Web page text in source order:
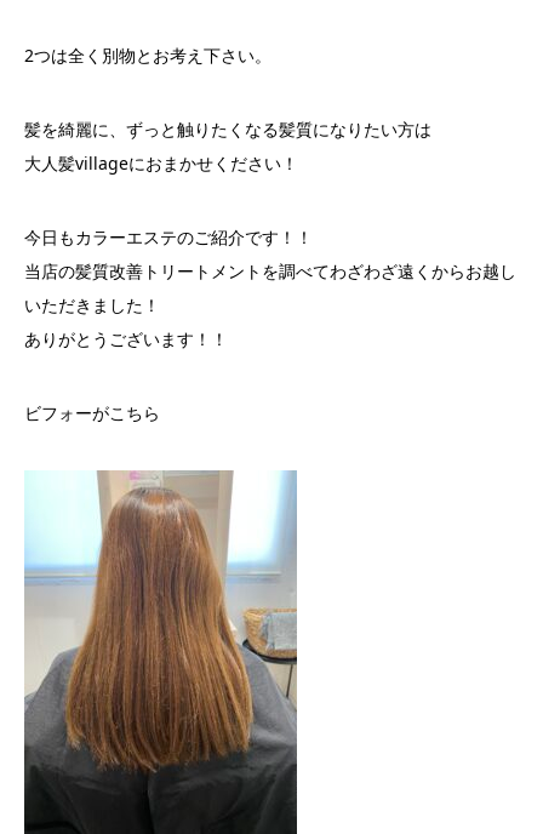
2つは全く別物とお考え下さい。
髪を綺麗に、ずっと触りたくなる髪質になりたい方は
大人髪villageにおまかせください！
今日もカラーエステのご紹介です！！
当店の髪質改善トリートメントを調べてわざわざ遠くからお越し
いただきました！
ありがとうございます！！
ビフォーがこちら